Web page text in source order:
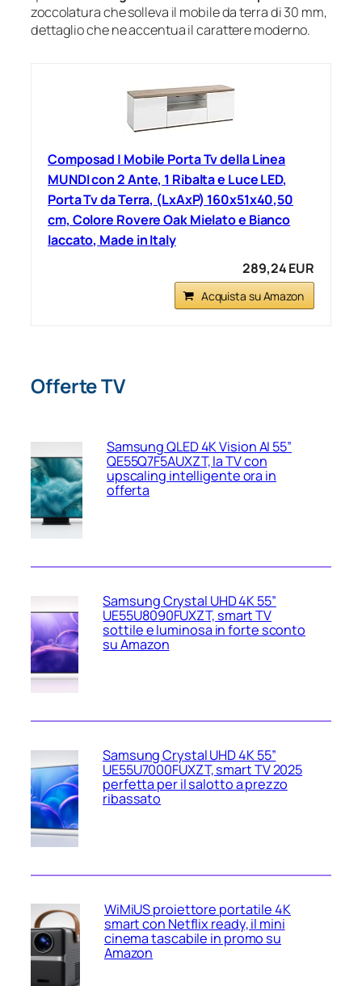
zoccolatura che solleva il mobile da terra di 30 mm,
dettaglio che ne accentua il carattere moderno.
Composad | Mobile Porta Tv della Linea
MUNDI con 2 Ante, 1 Ribalta e Luce LED,
Porta Tv da Terra, (LxAxP) 160x51x40,50
cm, Colore Rovere Oak Mielato e Bianco
laccato, Made in Italy
289,24 EUR
Acquista su Amazon
Offerte TV
Samsung QLED 4K Vision AI 55”
QE55Q7F5AUXZT, la TV con
upscaling intelligente ora in
offerta
Samsung Crystal UHD 4K 55”
UE55U8090FUXZT, smart TV
sottile e luminosa in forte sconto
su Amazon
Samsung Crystal UHD 4K 55”
UE55U7000FUXZT, smart TV 2025
perfetta per il salotto a prezzo
ribassato
WiMiUS proiettore portatile 4K
smart con Netflix ready, il mini
cinema tascabile in promo su
Amazon